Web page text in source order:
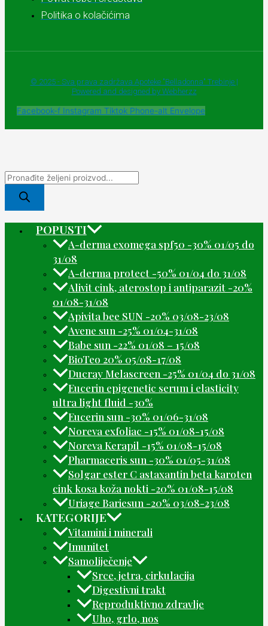
Politika o kolačićima
© 2025 - Sva prava zadržava Apoteke "Belladonna" Trebinje |
Powered and designed by Webherzz
Facebook-f Instagram Tiktok Phone-alt Envelope
POPUSTI
A-derma exomega spf50 -30% 01/05 do
31/08
A-derma protect -50% 01/04 do 31/08
Alivit cink, aterostop i antiparazit -20%
01/08-31/08
Apivita bee SUN -20% 03/08-23/08
Avene sun -25% 01/04-31/08
Babe sun -22% 01/08 – 15/08
BioTeo 20% 05/08-17/08
Ducray Melascreen -25% 01/04 do 31/08
Eucerin epigenetic serum i elasticity
ultra light fluid -30%
Eucerin sun -30% 01/06-31/08
Noreva exfoliac -15% 01/08-15/08
Noreva Kerapil -15% 01/08-15/08
Pharmaceris sun -30% 01/05-31/08
Solgar ester C astaxantin beta karoten
cink kosa koža nokti -20% 01/08-15/08
Uriage Bariesun -20% 03/08-23/08
KATEGORIJE
Vitamini i minerali
Imunitet
Samoliječenje
Srce, jetra, cirkulacija
Digestivni trakt
Reproduktivno zdravlje
Uho, grlo, nos